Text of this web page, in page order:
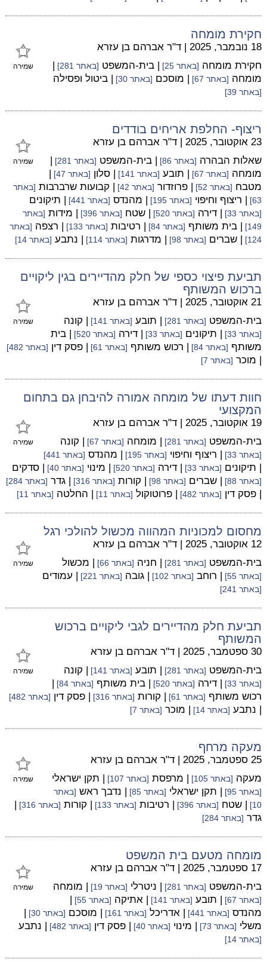
חקירת מומחה
שמירה
18 נובמבר, 2025 | ד"ר אברהם בן עזרא
חקירת מומחה [באתר 25] | בית-המשפט [באתר 281]
|
מומחה [באתר 67] | מוסכם [באתר 30] | ביטול ופסילה
[באתר 39]
ריצוף- החלפת אריחים בודדים
שמירה
23 אוקטובר, 2025 | ד"ר אברהם בן עזרא
שאלות הבהרה [באתר 86] | בית-המשפט [באתר 281]
|
מומחה [באתר 67] | תובע [באתר 141] | סלון [באתר 47]
|
מטבח [באתר 52] | פרוזדור [באתר 42] | קבועות שרברבות [באתר
63]
| ריצוף וחיפוי [באתר 195] | מהנדס [באתר 441] | תיקונים
[באתר 33] | דירה [באתר 520] | שטח [באתר 396] | מידות [באתר
149]
| בית משותף [באתר 84] | רטיבות [באתר 133] | רצפה [באתר
124]
| שברים [באתר 98] | מדרגות [באתר 114] | נתבע [באתר 14]
תביעת פיצוי כספי של חלק מהדיירים בגין ליקויים
ברכוש המשותף
שמירה
21 אוקטובר, 2025 | ד"ר אברהם בן עזרא
בית-המשפט [באתר 281] | תובע [באתר 141] | קונה
[באתר 33] | תיקונים [באתר 33] | דירה [באתר 520]
| בית
משותף [באתר 84] | רכוש משותף [באתר 61] | פסק דין [באתר 482]
| מוכר [באתר 7]
חוות דעתו של מומחה אמורה להיבחן גם בתחום
המקצועי
שמירה
19 אוקטובר, 2025 | ד"ר אברהם בן עזרא
בית-המשפט [באתר 281] | מומחה [באתר 67] | קונה
[באתר 33] | ריצוף וחיפוי [באתר 195] | מהנדס [באתר 441]
| תיקונים [באתר 33] | דירה [באתר 520] | מינוי [באתר 40] | סדקים
[באתר 88] | שברים [באתר 98] | קורות [באתר 316] | גדר [באתר 284]
| פסק דין [באתר 482] | פרוטוקול [באתר 11] | החלטה [באתר 11]
מחסום למכוניות המהווה מכשול להולכי רגל
שמירה
12 אוקטובר, 2025 | ד"ר אברהם בן עזרא
בית-המשפט [באתר 281] | חניה [באתר 66] | מכשול
[באתר 55] | רוחב [באתר 102] | גובה [באתר 221] | עמודים
[באתר 241]
תביעת חלק מהדיירים לגבי ליקויים ברכוש
המשותף
שמירה
30 ספטמבר, 2025 | ד"ר אברהם בן עזרא
בית-המשפט [באתר 281] | תובע [באתר 141] | קונה
[באתר 33] | דירה [באתר 520] | בית משותף [באתר 84]
|
רכוש משותף [באתר 61] | קורות [באתר 316] | פסק דין [באתר 482]
| נתבע [באתר 14] | מוכר [באתר 7]
מעקה מרחף
שמירה
25 ספטמבר, 2025 | ד"ר אברהם בן עזרא
מעקה [באתר 105] | מרפסת [באתר 107] | תקן ישראלי
[באתר 95] | תקן ישראלי [באתר 85] | נדבך ראש [באתר
10]
| שטח [באתר 396] | רטיבות [באתר 133] | קורות [באתר 316]
|
גדר [באתר 284]
מומחה מטעם בית המשפט
שמירה
17 ספטמבר, 2025 | ד"ר אברהם בן עזרא
בית-המשפט [באתר 281] | ניטרלי [באתר 19] | מומחה
[באתר 67] | תובע [באתר 141] | אתיקה [באתר 55]
|
מהנדס [באתר 441] | אדריכל [באתר 161] | מוסכם [באתר 30]
|
משלי [באתר 73] | מינוי [באתר 40] | פסק דין [באתר 482] | נתבע
[באתר 14]